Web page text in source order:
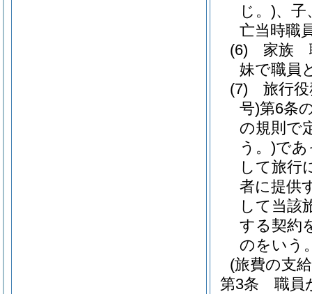
じ。)、子
亡当時職
(6)
家族
妹で職員
(7)
旅行
号)第6条
の規則で
う。)であ
して旅行
者に提供
して当該
する契約
のをいう
(旅費の支
第3条
職員